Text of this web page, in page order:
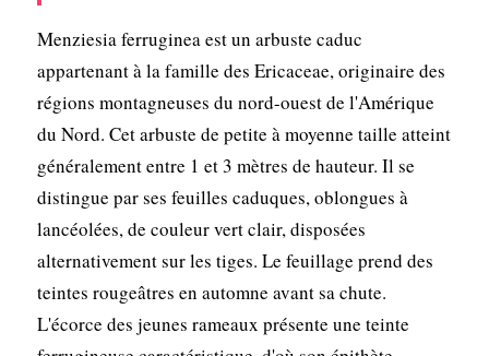
Menziesia ferruginea est un arbuste caduc
appartenant à la famille des Ericaceae, originaire des
régions montagneuses du nord-ouest de l'Amérique
du Nord. Cet arbuste de petite à moyenne taille atteint
généralement entre 1 et 3 mètres de hauteur. Il se
distingue par ses feuilles caduques, oblongues à
lancéolées, de couleur vert clair, disposées
alternativement sur les tiges. Le feuillage prend des
teintes rougeâtres en automne avant sa chute.
L'écorce des jeunes rameaux présente une teinte